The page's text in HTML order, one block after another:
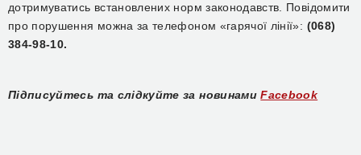
дотримуватись встановлених норм законодавств. Повідомити
про порушення можна за телефоном «гарячої лінії»: (068)
384-98-10.
Підписуйтесь та слідкуйте за новинами Facebook